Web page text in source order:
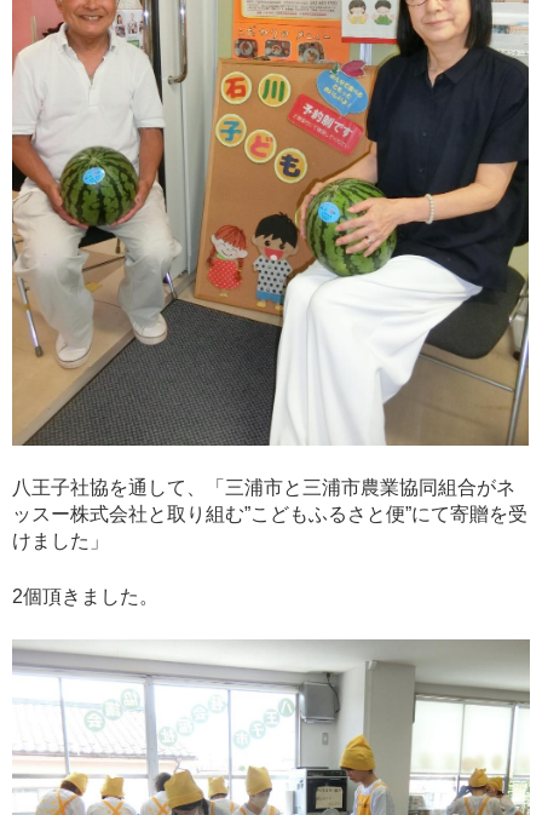
八王子社協を通して、「三浦市と三浦市農業協同組合がネ
ッスー株式会社と取り組む”こどもふるさと便”にて寄贈を受
けました」
2個頂きました。